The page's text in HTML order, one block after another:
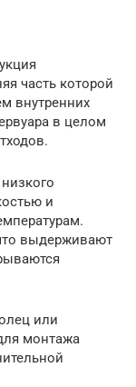
часть которой
внутренних
в целом
и
выдерживают
или
монтажа